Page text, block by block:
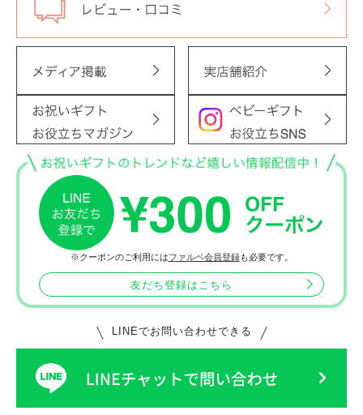
※クーポンのご利用にはファルベ会員登録も必要です。
友だち登録はこちら
LINEでお問い合わせできる